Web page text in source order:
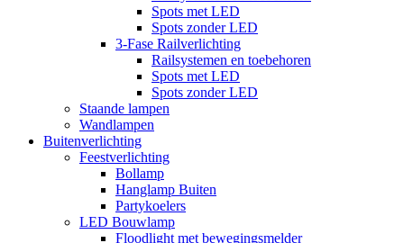
Spots met LED
Spots zonder LED
3-Fase Railverlichting
Railsystemen en toebehoren
Spots met LED
Spots zonder LED
Staande lampen
Wandlampen
Buitenverlichting
Feestverlichting
Bollamp
Hanglamp Buiten
Partykoelers
LED Bouwlamp
Floodlight met bewegingsmelder